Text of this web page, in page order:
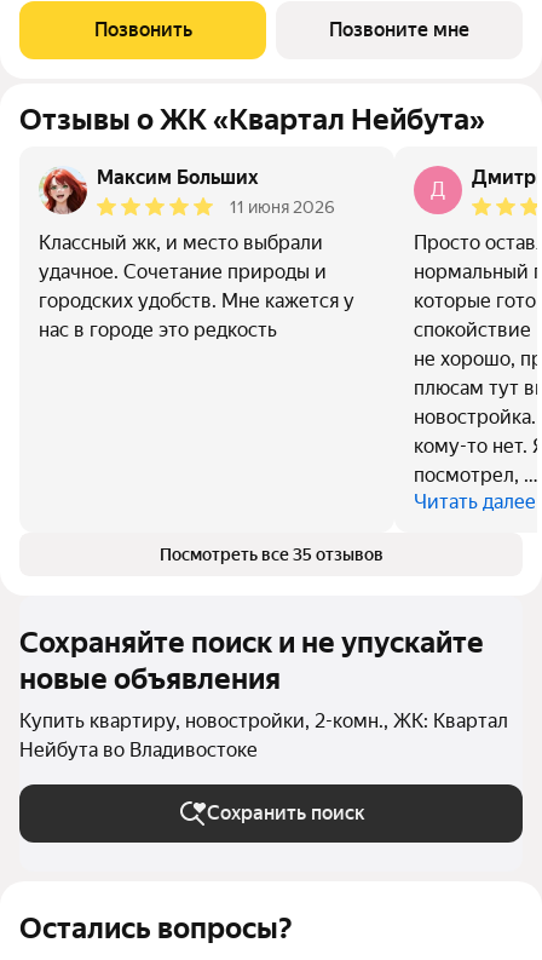
Остались вопросы?
на 26-м этаже, в жилом комплексе "Квартал
Нейбута".Выбирайте свое место для счастливой жизни: от
Позвонить Позвоните мне
Отзывы о ЖК «Квартал Нейбута»
Максим Больших
11 июня 2026
Классный жк, и место выбрали
удачное. Сочетание природы и
городских удобств. Мне кажется у
нас в городе это редкость
Д
Просто
нормальный
которые
спокойствие
не хорошо,
плюсам тут
кому-то нет.
посмотрел, …
Читать далее
Посмотреть все 35 отзывов
Сохраняйте поиск и не упускайте
новые объявления
Купить квартиру, новостройки, 2-комн., ЖК: Квартал
Нейбута во Владивостоке
Сохранить поиск